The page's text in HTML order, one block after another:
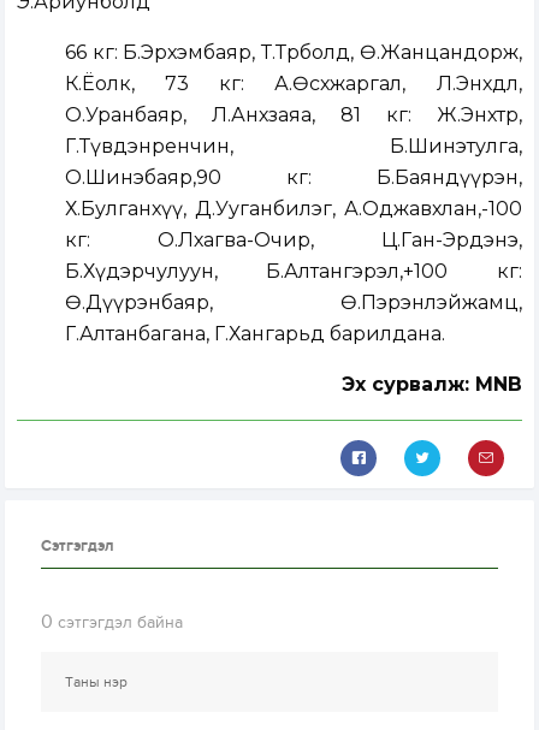
66 кг: Б.Эрхэмбаяр, Т.Төрболд, Ө.Жанцандорж,
К.Ёолк, 73 кг: А.Өсөхжаргал, Л.Энхдөл,
О.Уранбаяр, Л.Анхзаяа, 81 кг: Ж.Энхтөр,
Г.Түвдэнренчин, Б.Шинэтулга,
О.Шинэбаяр,90 кг: Б.Баяндүүрэн,
Х.Булганхүү, Д.Ууганбилэг, А.Оджавхлан,-100
кг: О.Лхагва-Очир, Ц.Ган-Эрдэнэ,
Б.Хүдэрчулуун, Б.Алтангэрэл,+100 кг:
Ө.Дүүрэнбаяр, Ө.Пэрэнлэйжамц,
Г.Алтанбагана, Г.Хангарьд барилдана.
Эх сурвалж: MNB
Сэтгэгдэл
0 сэтгэгдэл байна